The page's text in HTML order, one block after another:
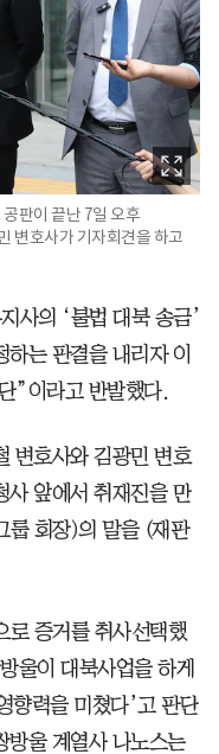
판이 끝난 7일 오후
변호사가 기자회견을 하고
사의 ‘불법 대북 송금’
는 판결을 내리자 이
”이라고 반발했다.
변호사와 김광민 변호
사 앞에서 취재진을 만
룹 회장)의 말을 (재판
로 증거를 취사선택했
울이 대북사업을 하게
향력을 미쳤다’고 판단
방울 계열사 나노스는